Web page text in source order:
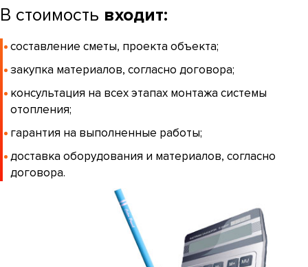
В стоимость входит:
составление сметы, проекта объекта;
закупка материалов, согласно договора;
консультация на всех этапах монтажа системы
отопления;
гарантия на выполненные работы;
доставка оборудования и материалов, согласно
договора.